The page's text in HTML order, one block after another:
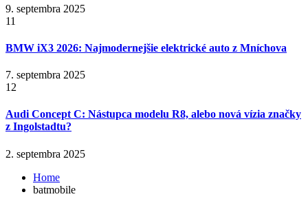
9. septembra 2025
11
BMW iX3 2026: Najmodernejšie elektrické auto z Mníchova
7. septembra 2025
12
Audi Concept C: Nástupca modelu R8, alebo nová vízia značky
z Ingolstadtu?
2. septembra 2025
Home
batmobile